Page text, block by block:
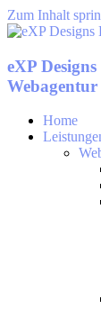
Zum Inhalt
eXP Designs
Home